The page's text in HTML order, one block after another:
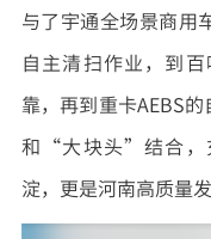
与了宇通全场景商用
自主清扫作业，到
靠，再到重卡AEBS
和“大块头”结合，
淀，更是河南高质量